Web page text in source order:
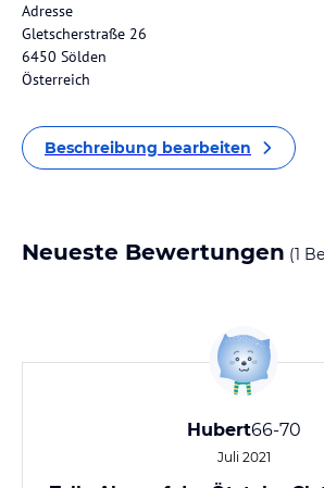
Adresse
Gletscherstraße 26
6450 Sölden
Österreich
Beschreibung bearbeiten
Neueste Bewertungen (1
Hubert66-70
Juli 2021